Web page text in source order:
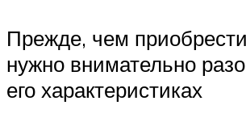
Прежде, чем
нужно внимательно
его характеристиках